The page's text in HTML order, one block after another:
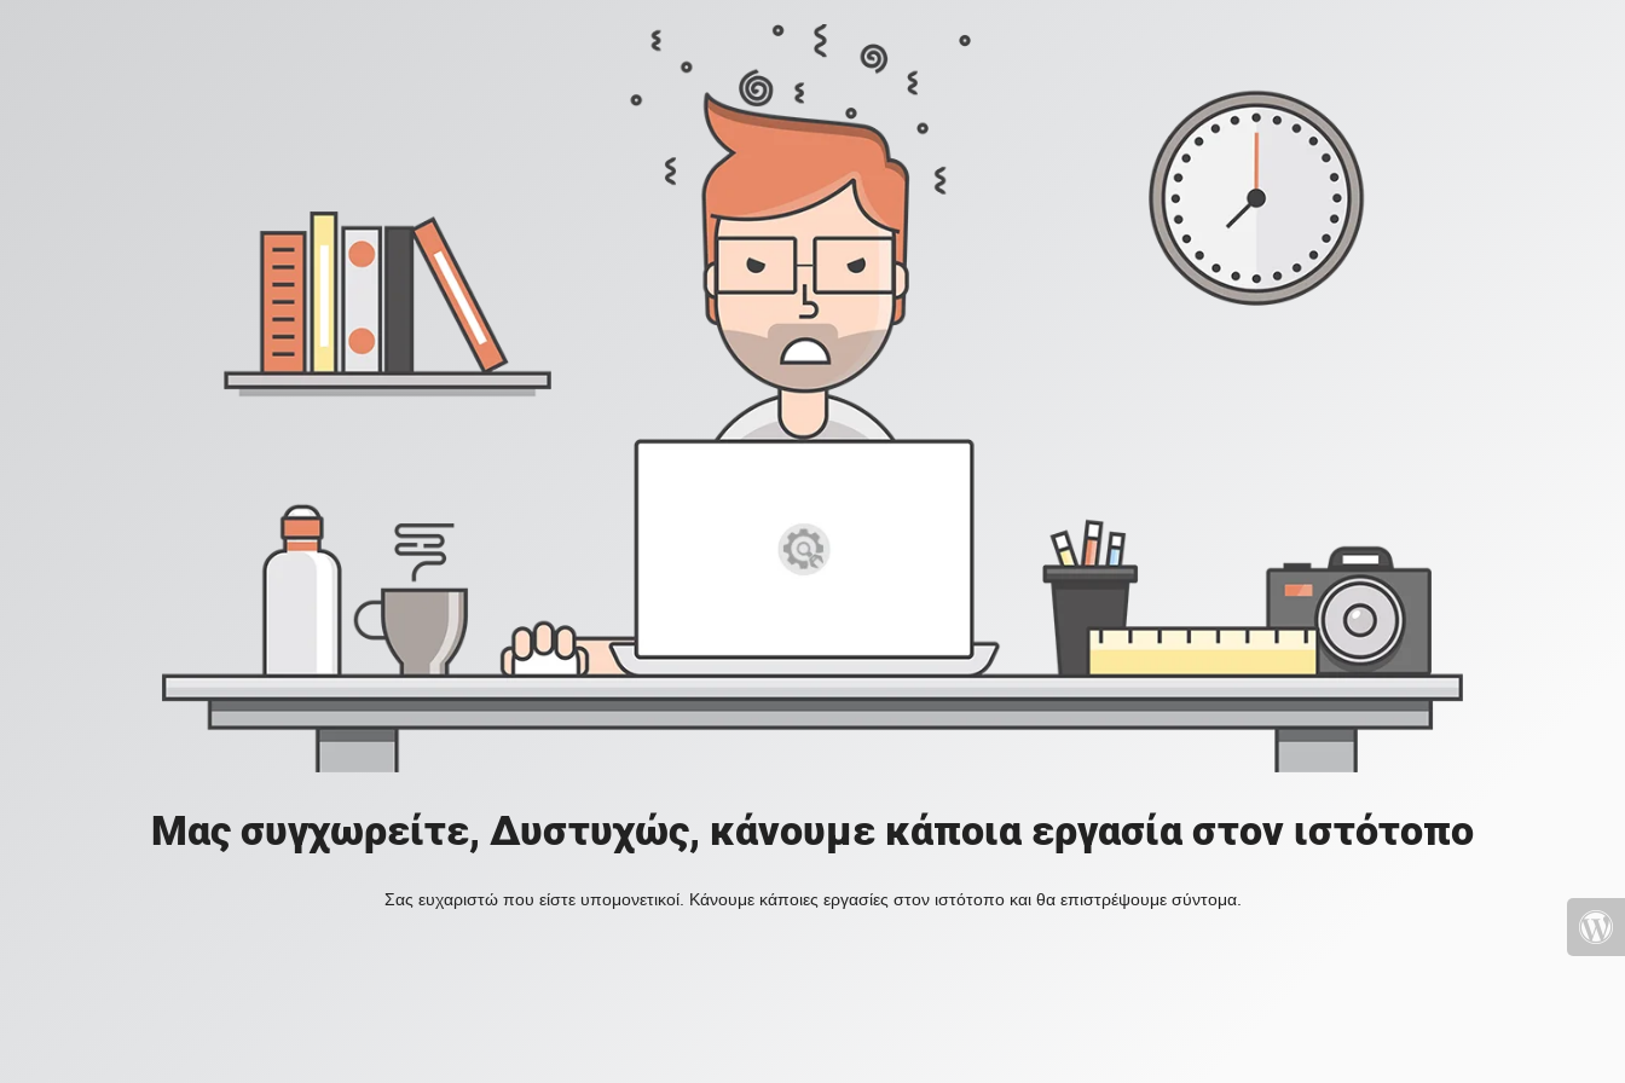
Μας συγχωρείτε, Δυστυχώς, κάνουμε κάποια εργασία στον ιστότοπο
Σας ευχαριστώ που είστε υπομονετικοί. Κάνουμε κάποιες εργασίες στον ιστότοπο και θα επιστρέψουμε σύντομα.